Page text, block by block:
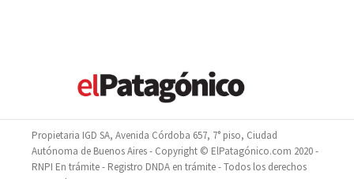
Propietaria IGD SA, Avenida Córdoba 657, 7° piso, Ciudad
Autónoma de Buenos Aires - Copyright © ElPatagónico.com 2020 -
RNPI En trámite - Registro DNDA en trámite - Todos los derechos